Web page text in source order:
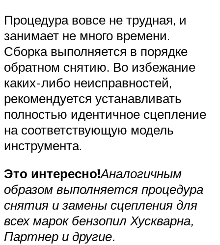
Процедура вовсе не трудная, и
занимает не много времени.
Сборка выполняется в порядке
обратном снятию. Во избежание
каких-либо неисправностей,
рекомендуется устанавливать
полностью идентичное сцепление
на соответствующую модель
инструмента.
Это интересно!Аналогичным
образом выполняется процедура
снятия и замены сцепления для
всех марок бензопил Хускварна,
Партнер и другие.